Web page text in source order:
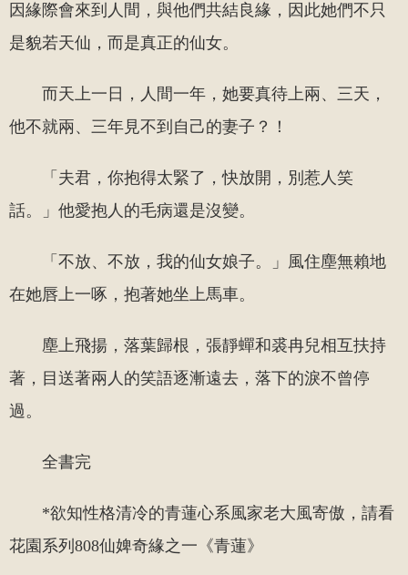
因緣際會來到人間，與他們共結良緣，因此她們不只
是貌若天仙，而是真正的仙女。
而天上一日，人間一年，她要真待上兩、三天，
他不就兩、三年見不到自己的妻子？！
「夫君，你抱得太緊了，快放開，別惹人笑
話。」他愛抱人的毛病還是沒變。
「不放、不放，我的仙女娘子。」風住塵無賴地
在她唇上一啄，抱著她坐上馬車。
塵上飛揚，落葉歸根，張靜蟬和裘冉兒相互扶持
著，目送著兩人的笑語逐漸遠去，落下的淚不曾停
過。
全書完
*欲知性格清冷的青蓮心系風家老大風寄傲，請看
花園系列808仙婢奇緣之一《青蓮》